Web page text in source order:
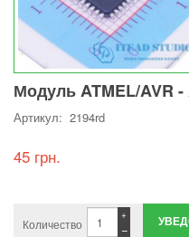
Модуль ATMEL/AVR -
Артикул: 2194rd
45 грн.
Количество −
+